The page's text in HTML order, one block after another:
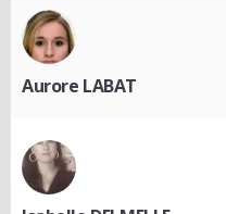
Aurore LABAT